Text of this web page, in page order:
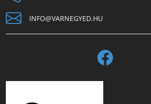
INFO@VARNEGYED.HU